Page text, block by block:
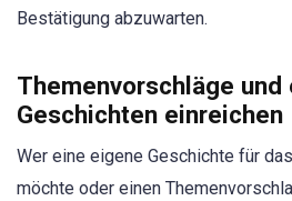
Bestätigung abzuwarten.
Themenvorschläge und
Geschichten einreichen
Wer eine eigene Geschichte für
möchte oder einen